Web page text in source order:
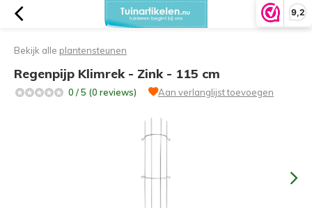
9,2
Bekijk alle plantensteunen
Regenpijp Klimrek - Zink - 115 cm
0 / 5 (0 reviews) Aan verlanglijst toevoegen